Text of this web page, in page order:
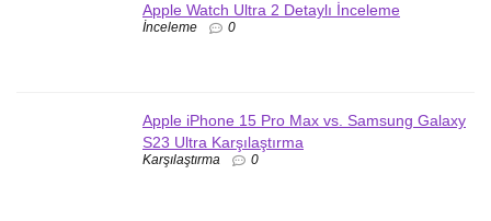
Apple Watch Ultra 2 Detaylı İnceleme
İnceleme 0
Apple iPhone 15 Pro Max vs. Samsung Galaxy
S23 Ultra Karşılaştırma
Karşılaştırma 0